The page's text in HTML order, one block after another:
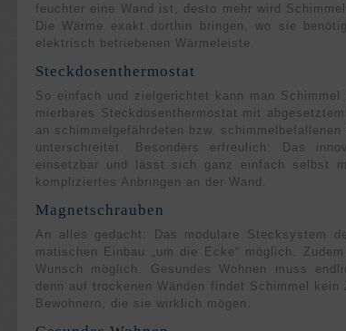
feuchter eine Wand ist, desto mehr wird
Die Wärme exakt dorthin bringen, wo sie
elektrisch betriebe­nen Wärme­leiste.
Steckdosenthermostat
So einfach und ziel­gerichtet kann man
mier­bares Steck­dosen­thermostat mit
an schimmel­gefährdeten bzw.
unter­schreitet. Beson­ders erfreulich: Das
einsetz­bar und lässt sich ganz einfach selbst
kompli­ziertes An­bringen an der Wand.
Magnetschrauben
An alles gedacht: Das modu­lare Steck­system
matischen Einbau „um die Ecke“ möglich.
Wunsch möglich. Gesundes Wohnen muss
denn auf trockenen Wän­den findet Schim­mel
Bewoh­nern, die sie wirklich mögen.